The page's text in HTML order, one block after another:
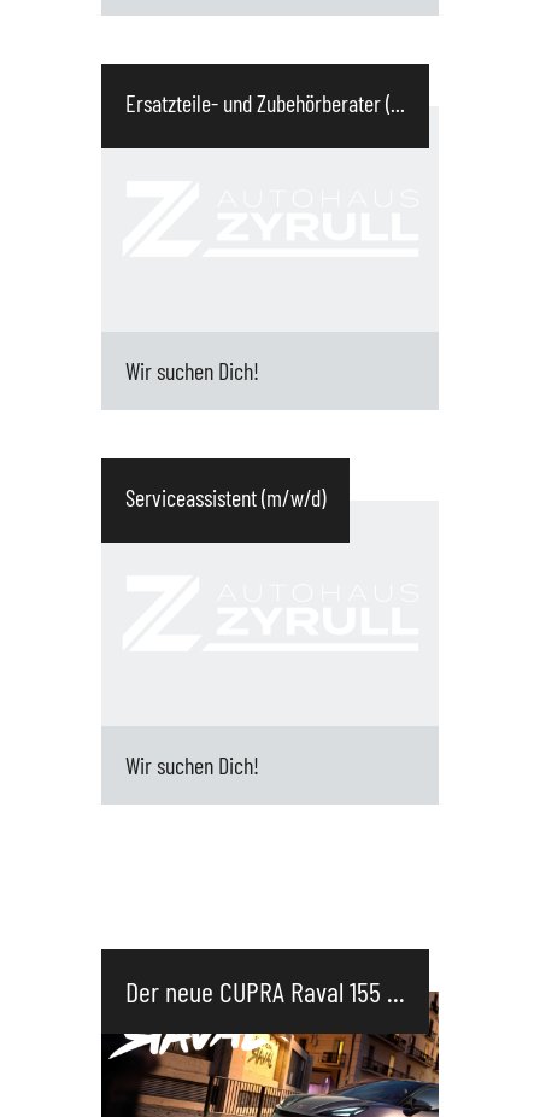
spannende und abwechslungsreiche Jahr
im dualen System in denen Ihr die
Verbindung von Handwerk und
Ersatzteile- und Zubehörberater (...
Wir suchen Dich!
Direktverkauf von Teilen an unsere
Kunden Kommissionierung und
Bereitstellen von Waren für
Serviceassistent (m/w/d)
Wir suchen Dich!
Kunden...
Der neue CUPRA Raval 155 ...